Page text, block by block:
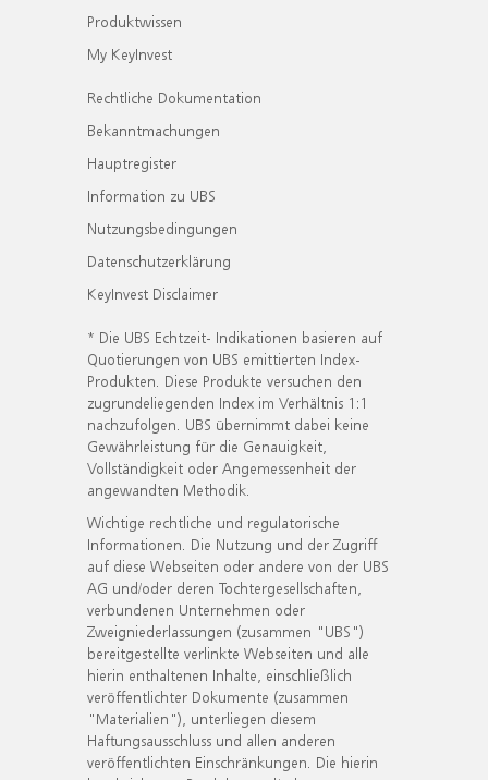
Produktwissen
My KeyInvest
Rechtliche Dokumentation
Bekanntmachungen
Hauptregister
Information zu UBS
Nutzungsbedingungen
Datenschutzerklärung
KeyInvest Disclaimer
* Die UBS Echtzeit- Indikationen basieren auf
Quotierungen von UBS emittierten Index-
Produkten. Diese Produkte versuchen den
zugrundeliegenden Index im Verhältnis 1:1
nachzufolgen. UBS übernimmt dabei keine
Gewährleistung für die Genauigkeit,
Vollständigkeit oder Angemessenheit der
angewandten Methodik.
Wichtige rechtliche und regulatorische
Informationen. Die Nutzung und der Zugriff
auf diese Webseiten oder andere von der UBS
AG und/oder deren Tochtergesellschaften,
verbundenen Unternehmen oder
Zweigniederlassungen (zusammen "UBS")
bereitgestellte verlinkte Webseiten und alle
hierin enthaltenen Inhalte, einschließlich
veröffentlichter Dokumente (zusammen
"Materialien"), unterliegen diesem
Haftungsausschluss und allen anderen
veröffentlichten Einschränkungen. Die hierin